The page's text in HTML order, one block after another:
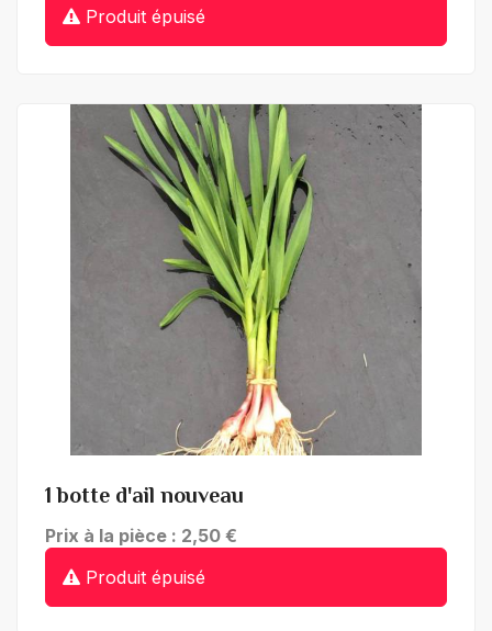
Produit épuisé
1 botte d'ail nouveau
Prix à la pièce : 2,50 €
Produit épuisé